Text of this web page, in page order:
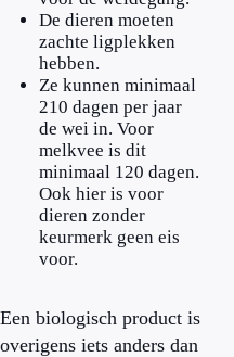
De dieren moeten
zachte ligplekken
hebben.
Ze kunnen minimaal
210 dagen per jaar
de wei in. Voor
melkvee is dit
minimaal 120 dagen.
Ook hier is voor
dieren zonder
keurmerk geen eis
voor.
Een biologisch product is
overigens iets anders dan